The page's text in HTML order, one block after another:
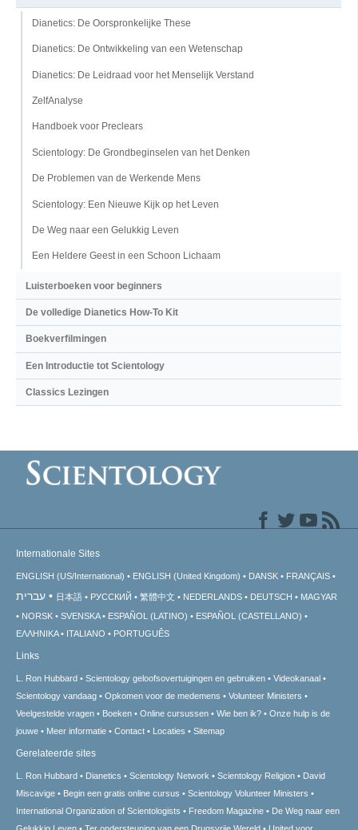
Dianetics: De Oorspronkelijke These
Dianetics: De Ontwikkeling van een Wetenschap
Dianetics: De Leidraad voor het Menselijk Verstand
ZelfAnalyse
Handboek voor Preclears
Scientology: De Grondbeginselen van het Denken
De Problemen van de Werkende Mens
Scientology: Een Nieuwe Kijk op het Leven
De Weg naar een Gelukkig Leven
Een Heldere Geest in een Schoon Lichaam
Luisterboeken voor beginners
De volledige Dianetics How-To Kit
Boekverfilmingen
Een Introductie tot Scientology
Classics Lezingen
Internationale Sites
ENGLISH (US/International) ENGLISH (United Kingdom) DANSK FRANÇAIS
עברית 日本語 РУССКИЙ 繁體中文 NEDERLANDS DEUTSCH
MAGYAR
NORSK
SVENSKA ESPAÑOL (LATINO)
ESPAÑOL (CASTELLANO)
ΕΛΛΗΝΙΚA
ITALIANO PORTUGUÊS
Links
L. Ron Hubbard Scientology geloofsovertuigingen en gebruiken
Videokanaal
Scientology vandaag
Opkomen voor de medemens
Volunteer Ministers
Veelgestelde vragen
Boeken Online cursussen Wie ben ik?
Onze hulp is de
jouwe
Meer informatie Contact Locaties Sitemap
Gerelateerde sites
L. Ron Hubbard Dianetics Scientology Network Scientology Religion
David
Miscavige
Begin een gratis online cursus
Scientology Volunteer Ministers
International Organization of Scientologists
Freedom Magazine
De Weg naar een